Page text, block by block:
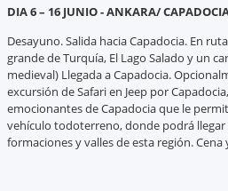
DIA 6 – 16 JUNIO - ANKARA/
Desayuno. Salida hacia Capadocia. En
grande de Turquía, El Lago Salado y un
medieval) Llegada a Capadocia.
excursión de Safari en Jeep por
emocionantes de Capadocia que le
vehículo todoterreno, donde podrá llegar
formaciones y valles de esta región.